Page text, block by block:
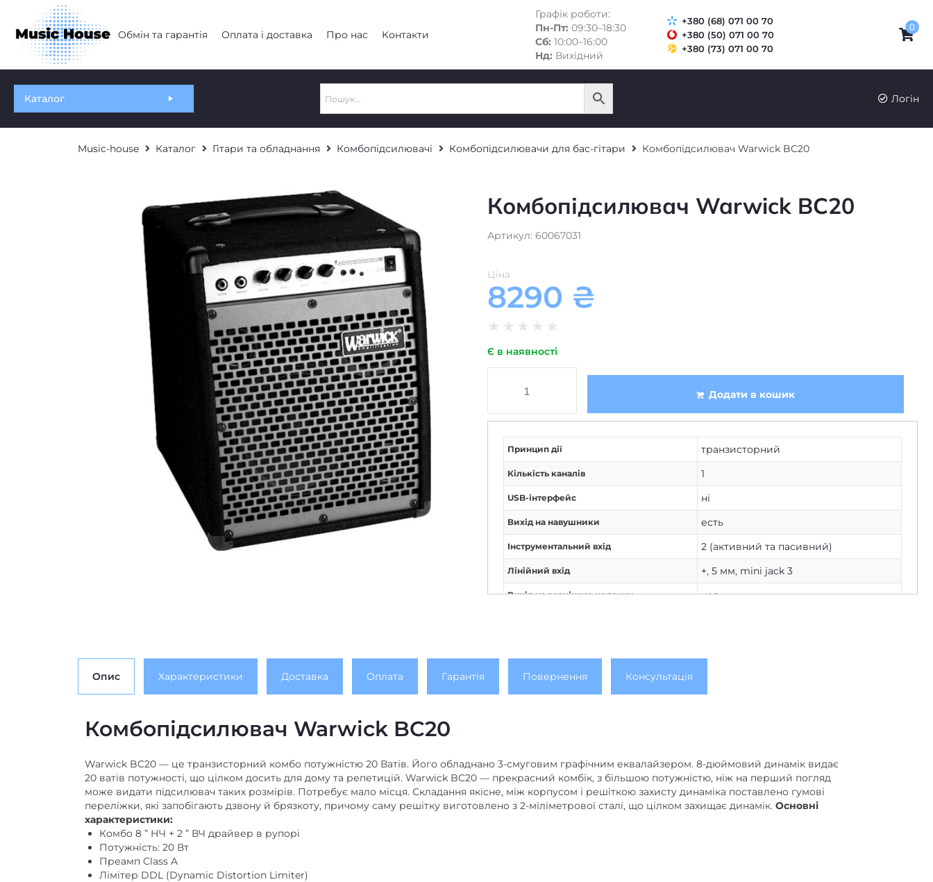
Обмін та гарантія Оплата і доставка Про нас Контакти
Графік роботи:
Пн-Пт: 09:30–18:30
Сб: 10:00–16:00
Нд: Вихідний
+380 (68) 071 00 70
+380 (50) 071 00 70
+380 (73) 071 00 70
0
Каталог Логін
Music-house Каталог Гітари та обладнання Комбопідсилювачі Комбопідсилювачи для бас-гітари Комбопідсилювач Warwick BC20
Комбопідсилювач Warwick BC20
Артикул: 60067031
Ціна
8290 ₴
★ ★ ★ ★ ★
Є в наявності
Додати в кошик
Принцип дії транзисторний
Кількість каналів 1
USB-інтерфейс ні
Вихід на навушники есть
Інструментальний вхід 2 (активний та пасивний)
Лінійний вхід +, 5 мм, mini jack 3
Вихід на зовнішню колонку нет
Діаметр динаміка, дюйми 8-9
Потужність комбопідсилювача, Вт 20
Опис Характеристики Доставка Оплата Гарантія Повернення Консультація
Комбопідсилювач Warwick BC20
Warwick BC20 — це транзисторний комбо потужністю 20 Ватів. Його обладнано 3-смуговим графічним еквалайзером. 8-дюймовий динамік видає
20 ватів потужності, що цілком досить для дому та репетицій. Warwick BC20 — прекрасний комбік, з більшою потужністю, ніж на перший погляд
може видати підсилювач таких розмірів. Потребує мало місця. Складання якісне, між корпусом і решіткою захисту динаміка поставлено гумові
переліжки, які запобігають дзвону й брязкоту, причому саму решітку виготовлено з 2-міліметрової сталі, що цілком захищає динамік. Основні
характеристики:
Комбо 8 ” НЧ + 2 ” ВЧ драйвер в рупорі
Потужність: 20 Вт
Преамп Class A
Лімітер DDL (Dynamic Distortion Limiter)